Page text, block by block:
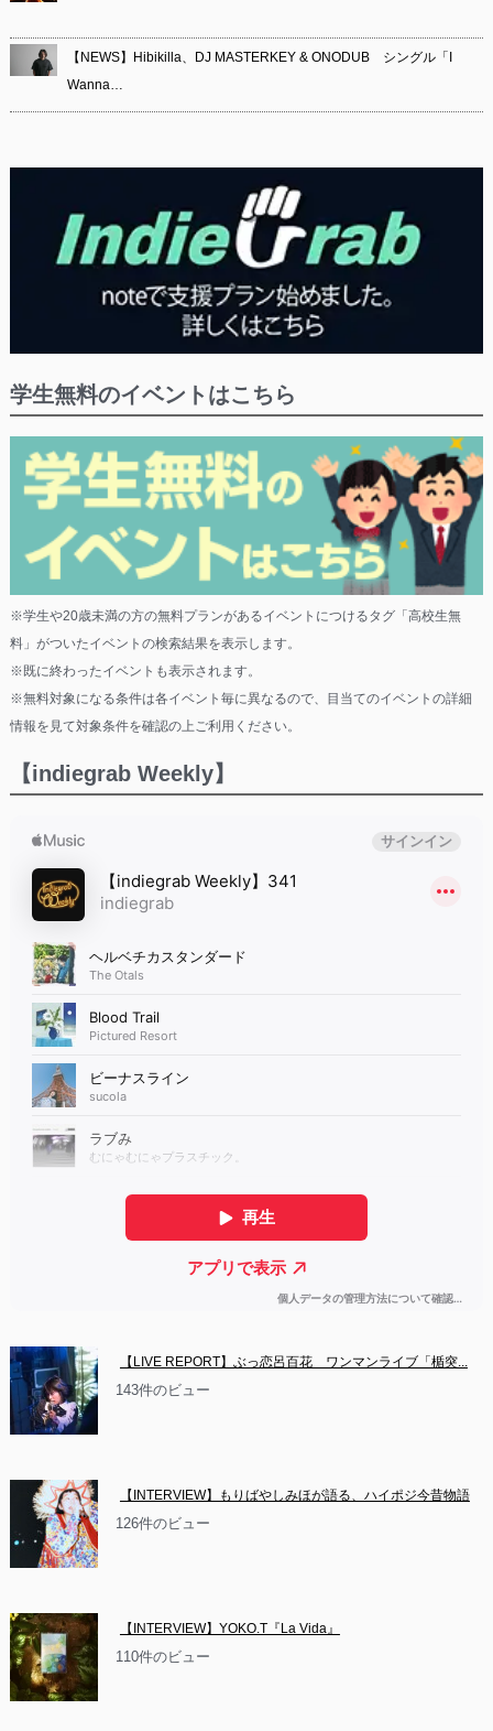
【NEWS】Hibikilla、DJ MASTERKEY & ONODUB シングル「I
Wanna…
学生無料のイベントはこちら
※学生や20歳未満の方の無料プランがあるイベントにつけるタグ「高校生無
料」がついたイベントの検索結果を表示します。
※既に終わったイベントも表示されます。
※無料対象になる条件は各イベント毎に異なるので、目当てのイベントの詳細
情報を見て対象条件を確認の上ご利用ください。
【indiegrab Weekly】
【LIVE REPORT】ぶっ恋呂百花　ワンマンライブ「楯突...
143件のビュー
【INTERVIEW】もりばやしみほが語る、ハイポジ今昔物語
126件のビュー
【INTERVIEW】YOKO.T『La Vida』
110件のビュー